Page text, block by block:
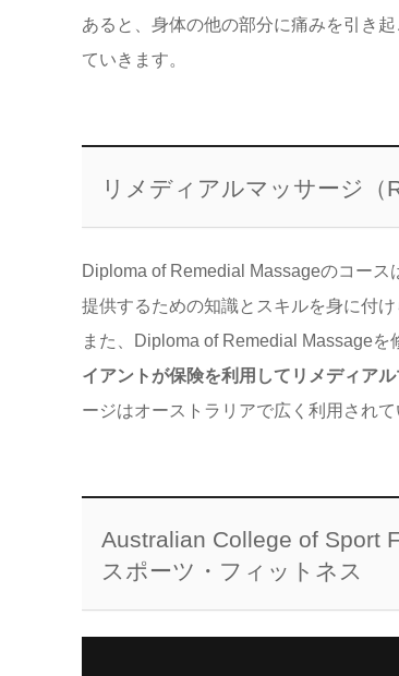
あると、身体の他の部分に痛みを引き
ていきます。
リメディアルマッサージ（
Diploma of Remedial Massageのコー
提供するための知識とスキルを身に付け
また、Diploma of Remedial Massageを
イアントが保険を利用してリメディア
ージはオーストラリアで広く利用されて
Australian College of Sport
スポーツ・フィットネス